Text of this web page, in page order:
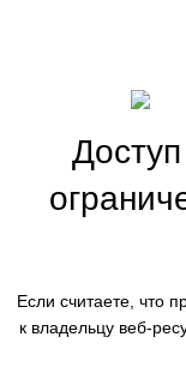
Если считаете, что
к владельцу веб-